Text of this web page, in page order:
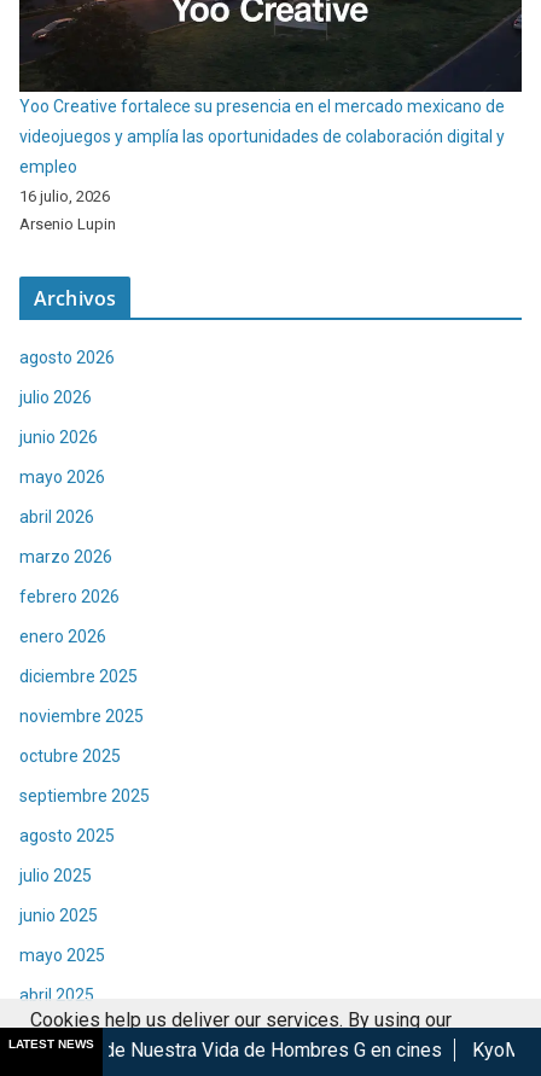
Yoo Creative fortalece su presencia en el mercado mexicano de
videojuegos y amplía las oportunidades de colaboración digital y
empleo
16 julio, 2026
Arsenio Lupin
Archivos
agosto 2026
julio 2026
junio 2026
mayo 2026
abril 2026
marzo 2026
febrero 2026
enero 2026
diciembre 2025
noviembre 2025
octubre 2025
septiembre 2025
agosto 2025
julio 2025
junio 2025
mayo 2025
abril 2025
marzo 2025
LATEST NEWSVida de Hombres G en cines KyoMAF 2026:
Cookies help us deliver our services. By using our
services, you agree to our use of cookies.
Got it